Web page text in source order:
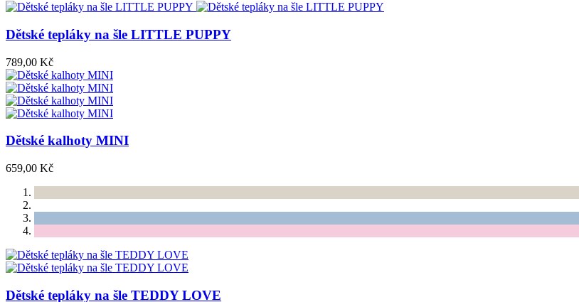
Dětské tepláky na šle LITTLE PUPPY
789,00 Kč
Dětské kalhoty MINI
659,00 Kč
Dětské tepláky na šle TEDDY LOVE